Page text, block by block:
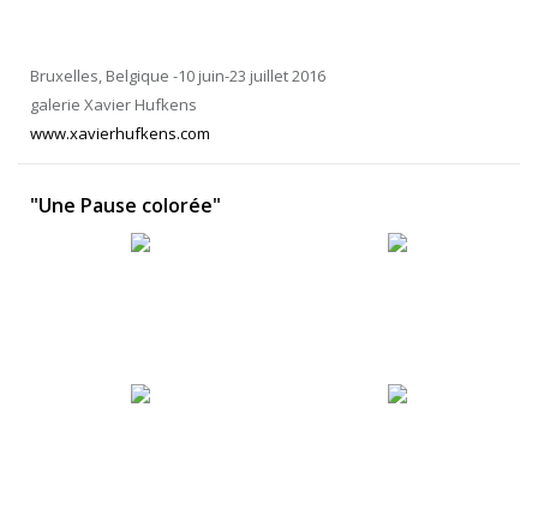
Bruxelles, Belgique -10 juin-23 juillet 2016
galerie Xavier Hufkens
www.xavierhufkens.com
"Une Pause colorée"